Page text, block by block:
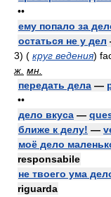
••
ему попало за
остаться не у дел
3) ( круг ведения)
ж. мн.
передать дела —
••
дело вкуса —
ближе к делу! —
моё дело
responsabile
не твоего ума
riguarda